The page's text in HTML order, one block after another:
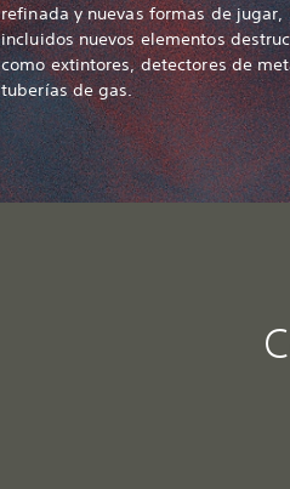
refinada y nuevas formas de jugar,
incluidos nuevos elementos
como extintores, detectores de
tuberías de gas.